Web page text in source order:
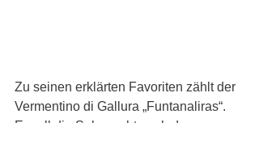
Zu seinen erklärten Favoriten zählt der
Vermentino di Gallura „Funtanaliras“.
Er soll die Sehnsucht nach dem